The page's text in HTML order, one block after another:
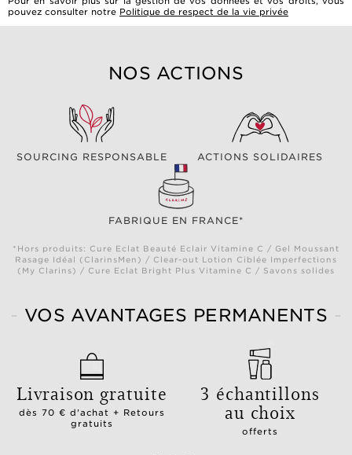
pouvez consulter notre Politique de respect de la vie privée
NOS ACTIONS
SOURCING RESPONSABLE ACTIONS SOLIDAIRES
FABRIQUE EN FRANCE*
*Hors produits: Cure Eclat Beauté Eclair Vitamine C / Gel Moussant
Rasage Idéal (ClarinsMen) / Clear-out Lotion Ciblée Imperfections
(My Clarins) / Cure Eclat Bright Plus Vitamine C / Savons solides
VOS AVANTAGES PERMANENTS
Livraison gratuite
dès 70 € d'achat + Retours
gratuits
3 échantillons
au choix
offerts